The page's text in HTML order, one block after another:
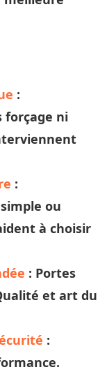
:
forçage ni
:
ou
à choisir
: Portes
et art du
: